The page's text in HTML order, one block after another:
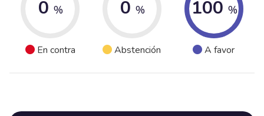
0 %
En contra
0 %
Abstención
100 %
A favor